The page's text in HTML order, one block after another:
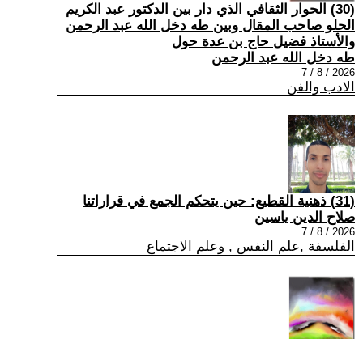
(30) الحوار الثقافي الذي دار بين الدكتور عبد الكريم
الحلو صاحب المقال وبين طه دخل الله عبد الرحمن
والأستاذ فضيل حاج بن عدة حول
طه دخل الله عبد الرحمن
2026 / 8 / 7
الادب والفن
(31) ذهنية القطيع: حين يتحكم الجمع في قراراتنا
صلاح الدين ياسين
2026 / 8 / 7
الفلسفة ,علم النفس , وعلم الاجتماع